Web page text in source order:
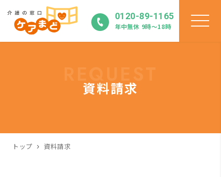
0120-89-1165
年中無休 9時〜18時
資料請求
トップ 資料請求